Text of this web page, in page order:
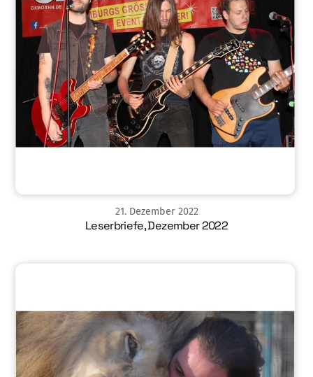
21. Dezember 2022
Leserbriefe, Dezember 2022